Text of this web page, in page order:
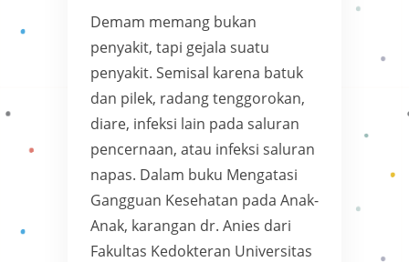
Demam memang bukan
penyakit, tapi gejala suatu
penyakit. Semisal karena batuk
dan pilek, radang tenggorokan,
diare, infeksi lain pada saluran
pencernaan, atau infeksi saluran
napas. Dalam buku Mengatasi
Gangguan Kesehatan pada Anak-
Anak, karangan dr. Anies dari
Fakultas Kedokteran Universitas